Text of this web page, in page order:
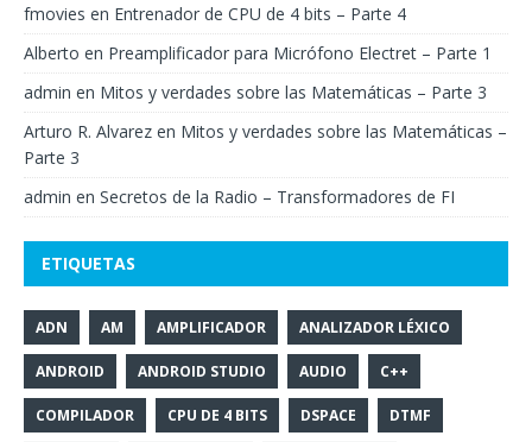
fmovies en Entrenador de CPU de 4 bits – Parte 4
Alberto en Preamplificador para Micrófono Electret – Parte 1
admin en Mitos y verdades sobre las Matemáticas – Parte 3
Arturo R. Alvarez en Mitos y verdades sobre las Matemáticas –
Parte 3
admin en Secretos de la Radio – Transformadores de FI
ETIQUETAS
ADN AM AMPLIFICADOR ANALIZADOR LÉXICO
ANDROID ANDROID STUDIO AUDIO C++
COMPILADOR CPU DE 4 BITS DSPACE DTMF